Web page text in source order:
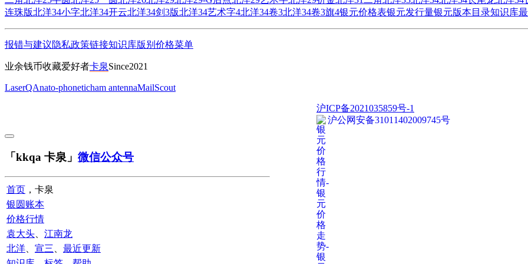
连珠版北洋34小字北洋34开云北洋34剑3版北洋34艺术字4北洋34卷3北洋34卷3旗4银元价格表银元发行量银元版本目录知识库
报错与建议隐私政策链接知识库版别 价格菜单
业余钱币收藏爱好者卡泉Since2021
LaserQAnato-phoneticham antennaMailScout
沪ICP备2021035859号-1
沪公网安备31011402009745号
「kkqa 卡泉」 微信公众号
首页 ，卡泉
银圆账本
价格行情
袁大头
江南龙
北洋
宣三
最近更新